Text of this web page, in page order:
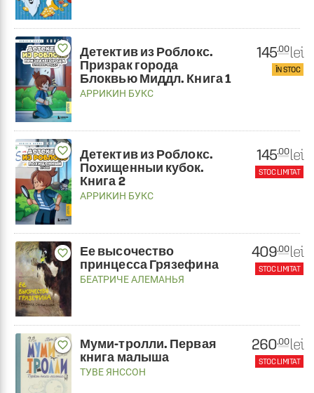
favorite_border
Детектив из Роблокс.
Призрак города
Блоквью Миддл. Книга 1
АРРИКИН БУКС
145.00 lei
ÎN STOC
favorite_border
Детектив из Роблокс.
Похищенныи кубок.
Книга 2
АРРИКИН БУКС
145.00 lei
STOC LIMITAT
favorite_border
Ее высочество
принцесса Грязефина
БЕАТРИЧЕ АЛЕМАНЬЯ
409.00 lei
STOC LIMITAT
favorite_border
Муми-тролли. Первая
книга малыша
ТУВЕ ЯНССОН
260.00 lei
STOC LIMITAT